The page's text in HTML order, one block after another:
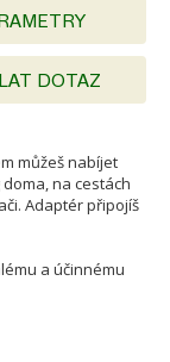
DOTAZ
můžeš nabíjet
na cestách
Adaptér připojíš
a účinnému